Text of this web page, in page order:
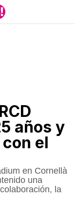
años y
el
en Cornellà
una
la